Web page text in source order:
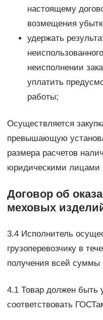
настоящему
возмещения
удержать
неисполнении
уплатить
работы;
Осуществляется
превышающую
размера расчетов
юридическими лицами
Договор об
меховых
3.4 Исполнитель
грузоперевозчику в
получения всей суммы
4.1 Товар должен быть
соответствовать